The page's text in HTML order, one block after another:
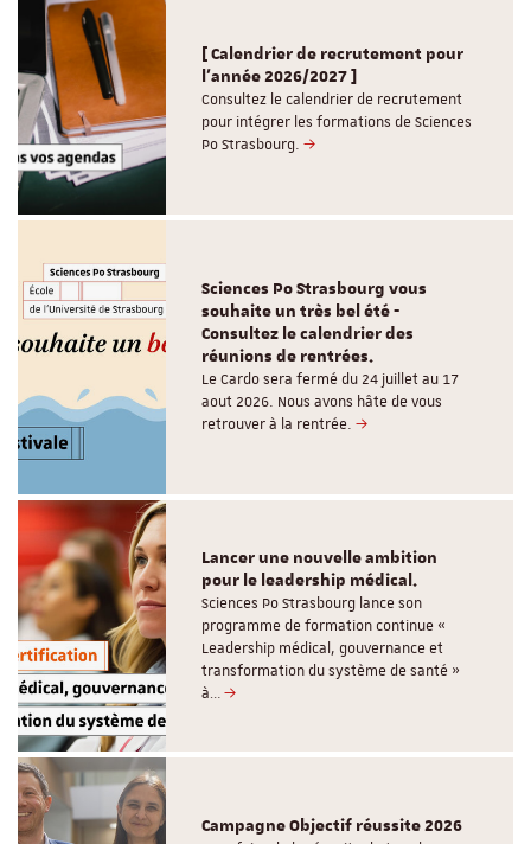
[ Calendrier de recrutement pour
l'année 2026/2027 ]
Consultez le calendrier de recrutement
pour intégrer les formations de Sciences
Po Strasbourg.
Sciences Po Strasbourg vous
souhaite un très bel été -
Consultez le calendrier des
réunions de rentrées.
Le Cardo sera fermé du 24 juillet au 17
aout 2026. Nous avons hâte de vous
retrouver à la rentrée.
Lancer une nouvelle ambition
pour le leadership médical.
Sciences Po Strasbourg lance son
programme de formation continue «
Leadership médical, gouvernance et
transformation du système de santé »
à…
Campagne Objectif réussite 2026